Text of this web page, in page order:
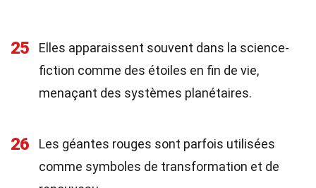
25
Elles apparaissent souvent dans la science-
fiction comme des étoiles en fin de vie,
menaçant des systèmes planétaires.
26
Les géantes rouges sont parfois utilisées
comme symboles de transformation et de